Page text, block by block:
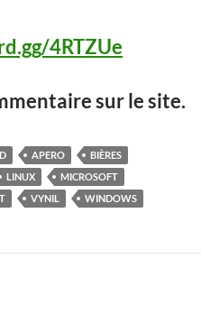
4RTZUe
sur le site.
APERO
BIÈRES
LINUX
MICROSOFT
VYNIL WINDOWS